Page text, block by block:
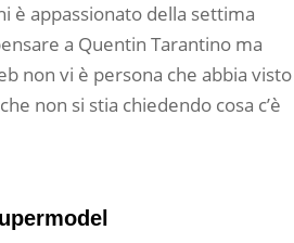
è appassionato della settima
a Quentin Tarantino ma
non vi è persona che abbia visto
non si stia chiedendo cosa c’è